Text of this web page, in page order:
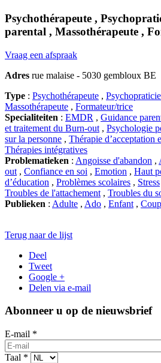
Psychothérapeute ,
parental , Massothérapeute ,
Vraag een afspraak
Adres rue malaise - 5030 gembloux BE
Type : Psychothérapeute ,
Massothérapeute , Formateur/trice
Specialiteiten : EMDR , Guidance
et traitement du Burn-out , Psychologie
sur la personne , Thérapie d’acceptation
Thérapies intégratives
Problematieken : Angoisse d'abandon ,
out , Confiance en soi , Emotion , Haut
d’éducation , Problèmes scolaires , Stress
Troubles de l'attachement , Troubles du
Publieken : Adulte , Ado , Enfant ,
Terug naar de lijst
Deel
Tweet
Google +
Delen via e-mail
Abonneer u op de nieuwsbrief
E-mail *
Taal *